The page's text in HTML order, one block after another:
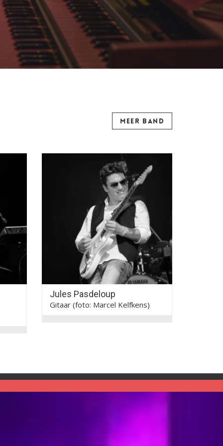
MEER BAND
Jules Pasdeloup
Gitaar (foto: Marcel Kelfkens)